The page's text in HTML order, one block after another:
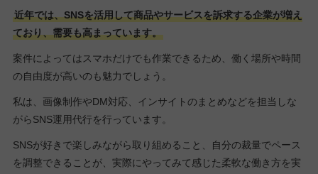
近年では、SNSを活用して商品やサービスを訴求する企業が増え
ており、需要も高まっています。
案件によってはスマホだけでも作業できるため、働く場所や時間
の自由度が高いのも魅力でしょう。
私は、画像制作やDM対応、インサイトのまとめなどを担当しな
がらSNS運用代行を行っています。
SNSが好きで楽しみながら取り組めること、自分の裁量でペース
を調整できることが、実際にやってみて感じた柔軟な働き方を実